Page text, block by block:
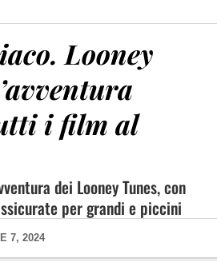
Looney
i film al
dei Looney Tunes, con
per grandi e piccini
7, 2024